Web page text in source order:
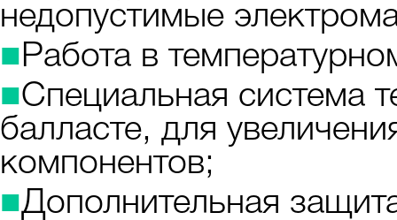
недопустимые
■ Работа в
■Специальная система
балласте, для
компонентов;
■Дополнительная